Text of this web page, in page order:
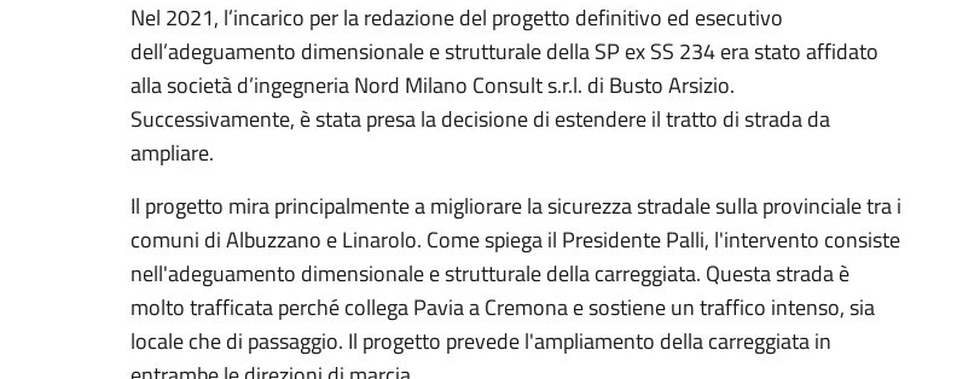
Nel 2021, l’incarico per la redazione del progetto definitivo ed esecutivo
dell’adeguamento dimensionale e strutturale della SP ex SS 234 era stato affidato
alla società d’ingegneria Nord Milano Consult s.r.l. di Busto Arsizio.
Successivamente, è stata presa la decisione di estendere il tratto di strada da
ampliare.
Il progetto mira principalmente a migliorare la sicurezza stradale sulla provinciale tra i
comuni di Albuzzano e Linarolo. Come spiega il Presidente Palli, l'intervento consiste
nell'adeguamento dimensionale e strutturale della carreggiata. Questa strada è
molto trafficata perché collega Pavia a Cremona e sostiene un traffico intenso, sia
locale che di passaggio. Il progetto prevede l'ampliamento della carreggiata in